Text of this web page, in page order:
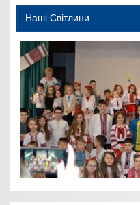
Наші Світлини